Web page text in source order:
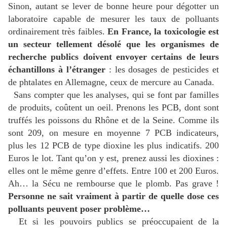
Sinon, autant se lever de bonne heure pour dégotter un
laboratoire capable de mesurer les taux de polluants
ordinairement très faibles.En France, la toxicologie est
un secteur tellement désolé que les organismes de
recherche publics doivent envoyer certains de leurs
échantillons à l’étranger: les dosages de pesticides et
de phtalates en Allemagne, ceux de mercure au Canada.
Sans compter que les analyses, qui se font par familles
de produits, coûtent un oeil. Prenons les PCB, dont sont
truffés les poissons du Rhône et de la Seine. Comme ils
sont 209, on mesure en moyenne 7 PCB indicateurs,
plus les 12 PCB de type dioxine les plus indicatifs. 200
Euros le lot. Tant qu’on y est, prenez aussi les dioxines :
elles ont le même genre d’effets. Entre 100 et 200 Euros.
Ah… la Sécu ne rembourse que le plomb. Pas grave !
Personne ne sait vraiment à partir de quelle dose ces
polluants peuvent poser problème…
Et si les pouvoirs publics se préoccupaient de la